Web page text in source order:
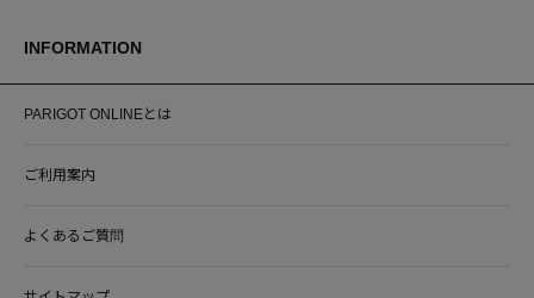
INFORMATION
PARIGOT ONLINEとは
ご利用案内
よくあるご質問